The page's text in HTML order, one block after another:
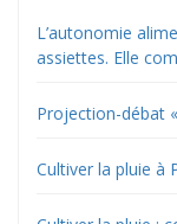
L’autonomie
assiettes. Elle
Projection-débat
Cultiver la pluie à